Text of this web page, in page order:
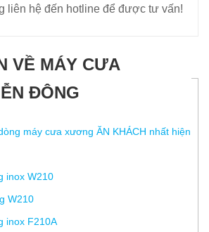
liên hệ đến hotline để được tư vấn!
VỀ MÁY CƯA
ĐÔNG
máy cưa xương ĂN KHÁCH nhất hiện
inox W210
W210
inox F210A